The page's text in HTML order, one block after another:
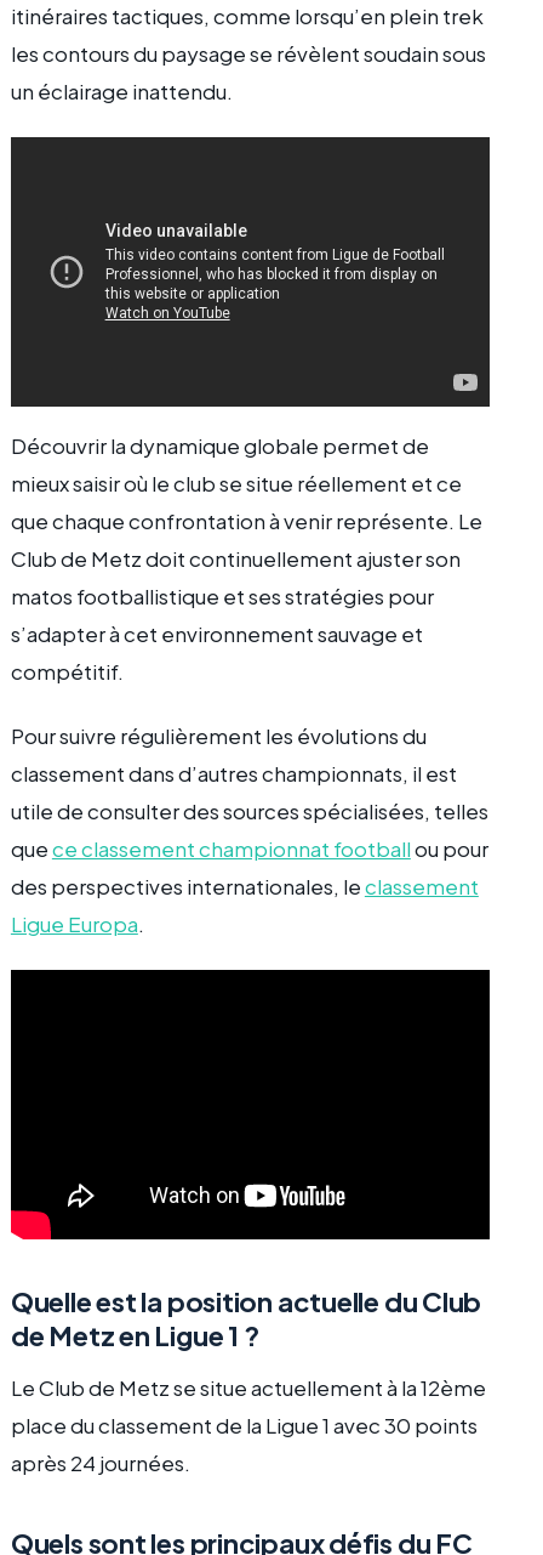
itinéraires tactiques, comme lorsqu’en plein trek
les contours du paysage se révèlent soudain sous
un éclairage inattendu.
Découvrir la dynamique globale permet de
mieux saisir où le club se situe réellement et ce
que chaque confrontation à venir représente. Le
Club de Metz doit continuellement ajuster son
matos footballistique et ses stratégies pour
s’adapter à cet environnement sauvage et
compétitif.
Pour suivre régulièrement les évolutions du
classement dans d’autres championnats, il est
utile de consulter des sources spécialisées, telles
quece classement championnat footballou pour
des perspectives internationales, leclassement
Ligue Europa.
Quelle est la position actuelle du Club
de Metz en Ligue 1 ?
Le Club de Metz se situe actuellement à la 12ème
place du classement de la Ligue 1 avec 30 points
après 24 journées.
Quels sont les principaux défis du FC